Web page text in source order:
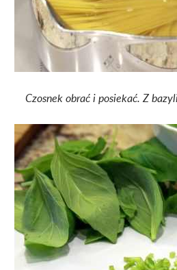
Czosnek obrać i posiekać.Z